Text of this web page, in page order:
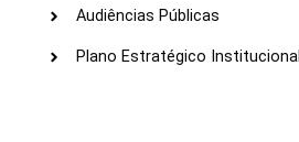
Audiências Públicas
Plano Estratégico Institucional